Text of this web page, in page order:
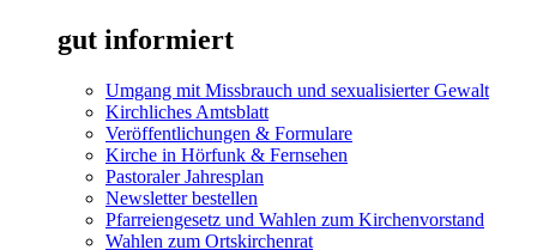
gut informiert
Umgang mit Missbrauch und sexualisierter Gewalt
Kirchliches Amtsblatt
Veröffentlichungen & Formulare
Kirche in Hörfunk & Fernsehen
Pastoraler Jahresplan
Newsletter bestellen
Pfarreiengesetz und Wahlen zum Kirchenvorstand
Wahlen zum Ortskirchenrat